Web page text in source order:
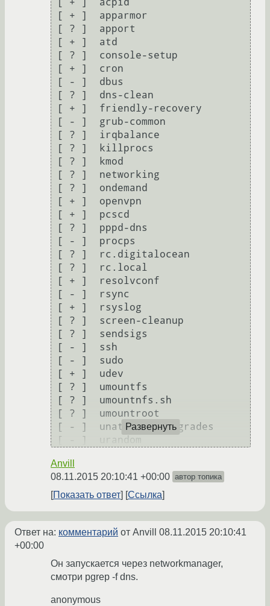
Развернуть
Anvill
08.11.2015 20:10:41 +00:00 автор топика
Показать ответ Ссылка
Ответ на: комментарий от Anvill 08.11.2015 20:10:41
+00:00
Он запускается через networkmanager,
смотри pgrep -f dns.
anonymous